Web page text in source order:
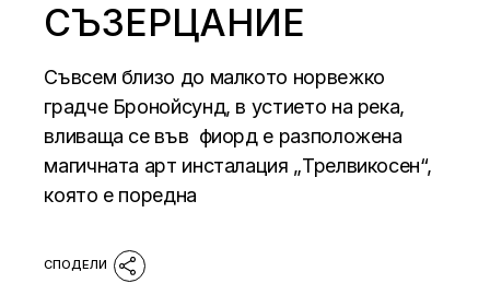
СЪЗЕРЦАНИЕ
Съвсем близо до малкото норвежко
градче Бронойсунд, в устието на река,
вливаща се във фиорд е разположена
магичната арт инсталация „Трелвикосен“,
която е поредна